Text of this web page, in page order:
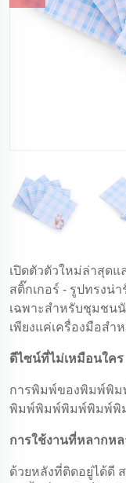
เปิดตัวตัวใหม่ล่าสุด
สติ๊กเกอร์ - รูปทรงน่
เฉพาะสําหรับชุมชนนั
เพียงแค่เครื่องมือสํา
ดีไซน์ที่ไม่เหมือนใคร
การพิมพ์ของพิมพ์พิ
พิมพ์พิมพ์พิมพ์พิมพ์พิ
การใช้งานที่หลากหล
ด้วยหลังที่ติดอยู่ได้ดี